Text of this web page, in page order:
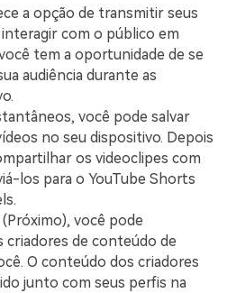
a opção de transmitir seus
com o público em
tem a oportunidade de se
audiência durante as
você pode salvar
no seu dispositivo. Depois
os videoclipes com
los para o YouTube Shorts
você pode
de conteúdo de
O conteúdo dos criadores
junto com seus perfis na